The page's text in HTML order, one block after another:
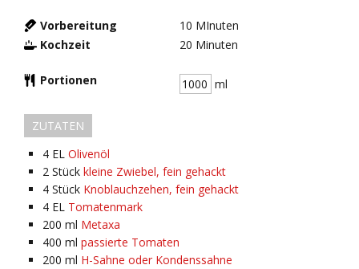
Vorbereitung 10 MInuten
Kochzeit
20 Minuten
Portionen ml
ZUTATEN
4 EL Olivenöl
2 Stück kleine Zwiebel, fein gehackt
4 Stück Knoblauchzehen, fein gehackt
4 EL Tomatenmark
200 ml Metaxa
400 ml passierte Tomaten
200 ml H-Sahne oder Kondenssahne